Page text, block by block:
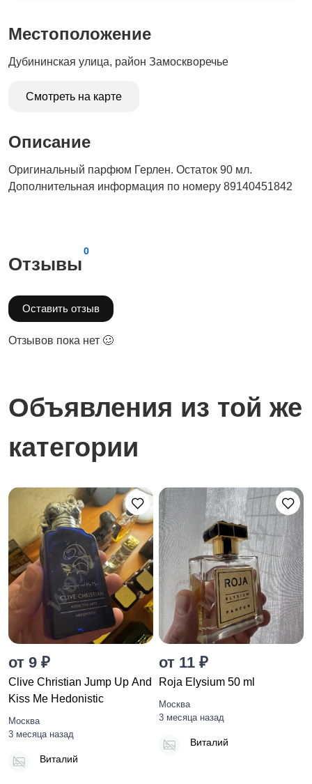
Местоположение
Дубининская улица, район Замоскворечье
Смотреть на карте
Описание
Оригинальный парфюм Герлен. Остаток 90 мл.
Дополнительная информация по номеру 89140451842
Отзывы
0
Оставить отзыв
Отзывов пока нет 🥴
Объявления из той же
категории
от 9 ₽
Clive Christian Jump Up And
Kiss Me Hedonistic
Москва
3 месяца назад
Виталий
от 11 ₽
Roja Elysium 50 ml
Москва
3 месяца назад
Виталий